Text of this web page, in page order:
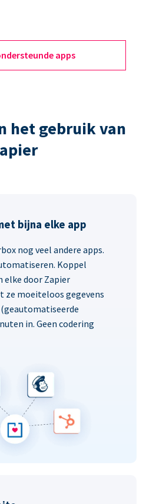
apps
het gebruik van
bijna elke app
nog veel andere apps.
Koppel
elke door Zapier
ze moeiteloos gegevens
in. Geen codering